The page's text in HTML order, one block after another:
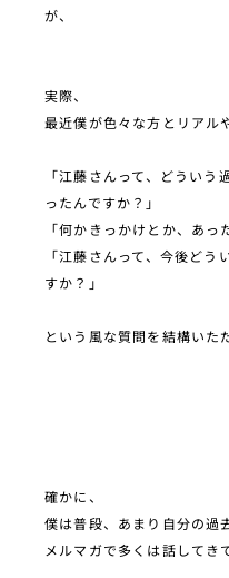
が、
実際、
最近僕が色々な方とリア
「江藤さんって、どうい
ったんですか？」
「何かきっかけとか、あ
「江藤さんって、今後ど
すか？」
という風な質問を結構い
確かに、
僕は普段、あまり自分の過
メルマガで多くは話して